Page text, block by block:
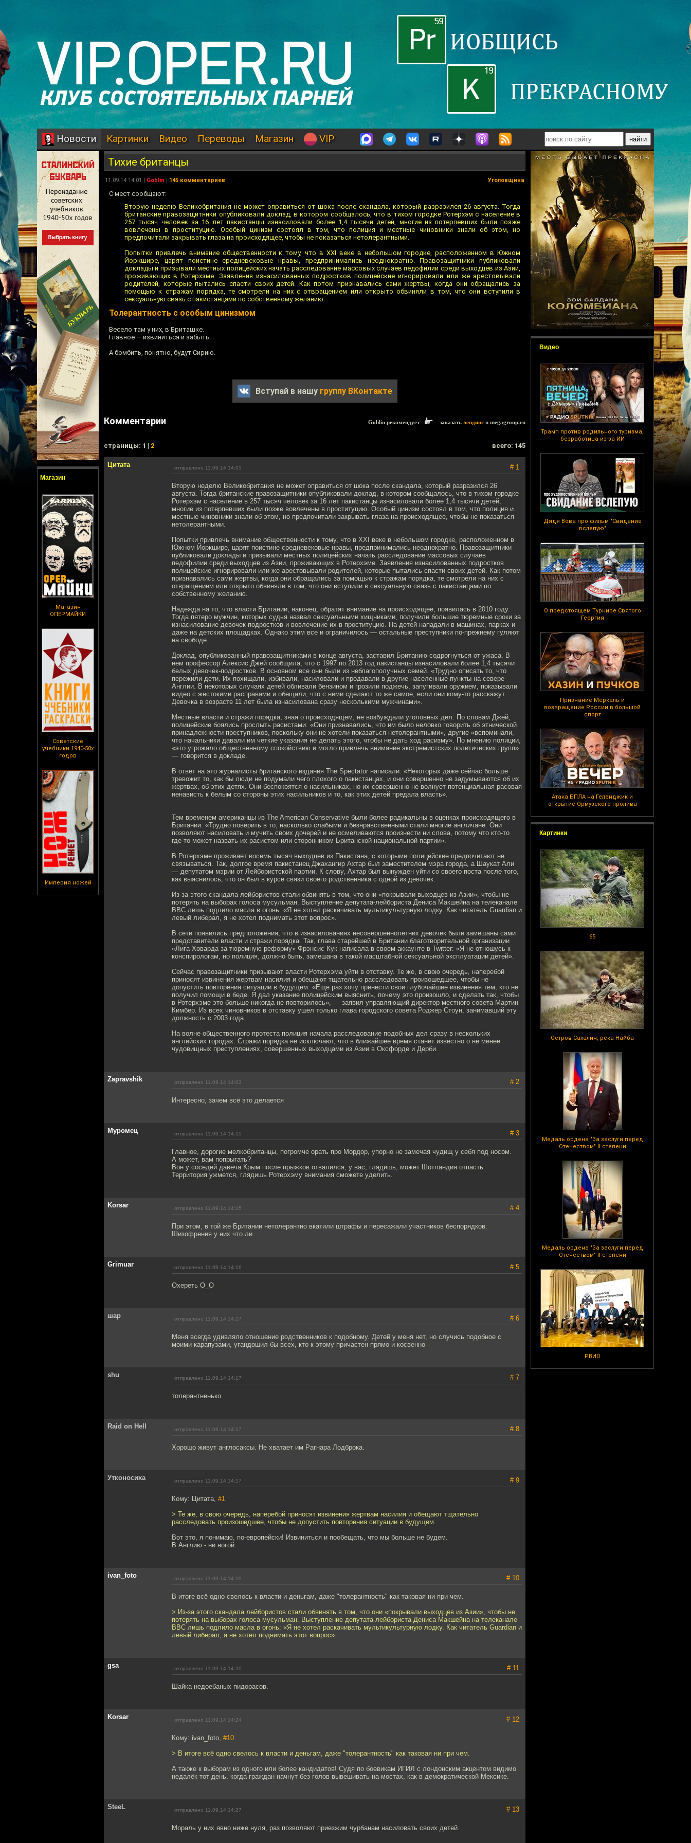
Новости Картинки Видео Переводы Магазин VIP
Магазин
Магазин
ОПЕРМАЙКИ
Советские
учебники 1940-50х
годов
Империя ножей
Видео
Трамп против родильного туризма,
безработица из-за ИИ
Дядя Вова про фильм "Свидание
вслепую"
О предстоящем Турнире Святого
Георгия
Признание Меркель и
возвращение России в большой
спорт
Атака БПЛА на Геленджик и
открытие Ормузского пролива
Картинки
65
Остров Сахалин, река Найба
Медаль ордена "За заслуги перед
Отечеством" II степени
Медаль ордена "За заслуги перед
Отечеством" II степени
РВИО
Тихие британцы
11.09.14 14:01 | Goblin | 145 комментариев Уголовщина
С мест сообщают:
Вторую неделю Великобритания не может оправиться от шока после скандала, который разразился 26 августа. Тогда
британские правозащитники опубликовали доклад, в котором сообщалось, что в тихом городке Ротерхэм с население в
257 тысяч человек за 16 лет пакистанцы изнасиловали более 1,4 тысячи детей, многие из потерпевших были позже
вовлечены в проституцию. Особый цинизм состоял в том, что полиция и местные чиновники знали об этом, но
предпочитали закрывать глаза на происходящее, чтобы не показаться нетолерантными.
Попытки привлечь внимание общественности к тому, что в XXI веке в небольшом городке, расположенном в Южном
Йоркшире, царят поистине средневековые нравы, предпринимались неоднократно. Правозащитники публиковали
доклады и призывали местных полицейских начать расследование массовых случаев педофилии среди выходцев из Азии,
проживающих в Ротерхэме. Заявления изнасилованных подростков полицейские игнорировали или же арестовывали
родителей, которые пытались спасти своих детей. Как потом признавались сами жертвы, когда они обращались за
помощью к стражам порядка, те смотрели на них с отвращением или открыто обвиняли в том, что они вступили в
сексуальную связь с пакистанцами по собственному желанию.
Толерантность с особым цинизмом
Весело там у них, в Бриташке.
Главное — извиниться и забыть.
А бомбить, понятно, будут Сирию.
Вступай в нашу группу ВКонтакте
Комментарии Goblin рекомендует заказать лендинг в megagroup.ru
cтраницы: 1 | 2 всего: 145
Цитата отправлено 11.09.14 14:01 # 1
Вторую неделю Великобритания не может оправиться от шока после скандала, который разразился 26
августа. Тогда британские правозащитники опубликовали доклад, в котором сообщалось, что в тихом городке
Ротерхэм с население в 257 тысяч человек за 16 лет пакистанцы изнасиловали более 1,4 тысячи детей,
многие из потерпевших были позже вовлечены в проституцию. Особый цинизм состоял в том, что полиция и
местные чиновники знали об этом, но предпочитали закрывать глаза на происходящее, чтобы не показаться
нетолерантными.
Попытки привлечь внимание общественности к тому, что в XXI веке в небольшом городке, расположенном в
Южном Йоркшире, царят поистине средневековые нравы, предпринимались неоднократно. Правозащитники
публиковали доклады и призывали местных полицейских начать расследование массовых случаев
педофилии среди выходцев из Азии, проживающих в Ротерхэме. Заявления изнасилованных подростков
полицейские игнорировали или же арестовывали родителей, которые пытались спасти своих детей. Как потом
признавались сами жертвы, когда они обращались за помощью к стражам порядка, те смотрели на них с
отвращением или открыто обвиняли в том, что они вступили в сексуальную связь с пакистанцами по
собственному желанию.
Надежда на то, что власти Британии, наконец, обратят внимание на происходящее, появилась в 2010 году.
Тогда пятеро мужчин, которых судья назвал сексуальными хищниками, получили большие тюремные сроки за
изнасилование девочек-подростков и вовлечение их в проституцию. На детей нападали в машинах, парках и
даже на детских площадках. Однако этим все и ограничилось — остальные преступники по-прежнему гуляют
на свободе.
Доклад, опубликованный правозащитниками в конце августа, заставил Британию содрогнуться от ужаса. В
нем профессор Алексис Джей сообщила, что с 1997 по 2013 год пакистанцы изнасиловали более 1,4 тысячи
белых девочек-подростков. В основном все они были из неблагополучных семей. «Трудно описать то, что
пережили дети. Их похищали, избивали, насиловали и продавали в другие населенные пункты на севере
Англии. В некоторых случаях детей обливали бензином и грозили поджечь, запугивали оружием, показывали
видео с жестокими расправами и обещали, что с ними сделают то же самое, если они кому-то расскажут.
Девочка в возрасте 11 лет была изнасилована сразу несколькими мужчинами».
Местные власти и стражи порядка, зная о происходящем, не возбуждали уголовных дел. По словам Джей,
полицейские боялись прослыть расистами. «Они признавались, что им было неловко говорить об этнической
принадлежности преступников, поскольку они не хотели показаться нетолерантными», другие «вспоминали,
что начальники давали им четкие указания не делать этого, чтобы не дать ход расизму». По мнению полиции,
«это угрожало общественному спокойствию и могло привлечь внимание экстремистских политических групп»
— говорится в докладе.
В ответ на это журналисты британского издания The Spectator написали: «Некоторых даже сейчас больше
тревожит то, как бы люди не подумали чего плохого о пакистанцах, и они совершенно не задумываются об их
жертвах, об этих детях. Они беспокоятся о насильниках, но их совершенно не волнует потенциальная расовая
ненависть к белым со стороны этих насильников и то, как этих детей предала власть».
Тем временем американцы из The American Conservative были более радикальны в оценках происходящего в
Британии: «Трудно поверить в то, насколько слабыми и безнравственными стали многие англичане. Они
позволяют насиловать и мучить своих дочерей и не осмеливаются произнести ни слова, потому что кто-то
где-то может назвать их расистом или сторонником Британской национальной партии».
В Ротерхэме проживает восемь тысяч выходцев из Пакистана, с которыми полицейские предпочитают не
связываться. Так, долгое время пакистанец Джахангир Ахтар был заместителем мэра города, а Шаукат Али
— депутатом мэрии от Лейбористской партии. К слову, Ахтар был вынужден уйти со своего поста после того,
как выяснилось, что он был в курсе связи своего родственника с одной из девочек.
Из-за этого скандала лейбористов стали обвинять в том, что они «покрывали выходцев из Азии», чтобы не
потерять на выборах голоса мусульман. Выступление депутата-лейбориста Дениса Макшейна на телеканале
ВВС лишь подлило масла в огонь: «Я не хотел раскачивать мультикультурную лодку. Как читатель Guardian и
левый либерал, я не хотел поднимать этот вопрос».
В сети появились предположения, что в изнасилованиях несовершеннолетних девочек были замешаны сами
представители власти и стражи порядка. Так, глава старейшей в Британии благотворительной организации
«Лига Ховарда за тюремную реформу» Фрэнсис Кук написала в своем аккаунте в Twitter: «Я не отношусь к
конспирологам, но полиция, должно быть, замешана в такой масштабной сексуальной эксплуатации детей».
Сейчас правозащитники призывают власти Ротерхэма уйти в отставку. Те же, в свою очередь, наперебой
приносят извинения жертвам насилия и обещают тщательно расследовать произошедшее, чтобы не
допустить повторения ситуации в будущем. «Еще раз хочу принести свои глубочайшие извинения тем, кто не
получил помощи в беде. Я дал указание полицейским выяснить, почему это произошло, и сделать так, чтобы
в Ротерхэме это больше никогда не повторилось», — заявил управляющий директор местного совета Мартин
Кимбер. Из всех чиновников в отставку ушел только глава городского совета Роджер Стоун, занимавший эту
должность с 2003 года.
На волне общественного протеста полиция начала расследование подобных дел сразу в нескольких
английских городах. Стражи порядка не исключают, что в ближайшее время станет известно о не менее
чудовищных преступлениях, совершенных выходцами из Азии в Оксфорде и Дерби.
Zapravshik отправлено 11.09.14 14:03 # 2
Интересно, зачем всё это делается
Муромец отправлено 11.09.14 14:15 # 3
Главное, дорогие мелкобританцы, погромче орать про Мордор, упорно не замечая чудищ у себя под носом.
А может, вам попрыгать?
Вон у соседей давеча Крым после прыжков отвалился, у вас, глядишь, может Шотландия отпасть.
Территория ужмется, глядишь Ротерхэму внимания сможете уделить.
Korsar отправлено 11.09.14 14:15 # 4
При этом, в той же Британии нетолерантно вкатили штрафы и пересажали участников беспорядков.
Шизофрения у них что ли.
Grimuar отправлено 11.09.14 14:16 # 5
Охереть O_O
шар отправлено 11.09.14 14:17 # 6
Меня всегда удивляло отношение родственников к подобному. Детей у меня нет, но случись подобное с
моими карапузами, угандошил бы всех, кто к этому причастен прямо и косвенно
shu отправлено 11.09.14 14:17 # 7
толерантненько
Raid on Hell отправлено 11.09.14 14:17 # 8
Хорошо живут англосаксы. Не хватает им Рагнара Лодброка.
Утконосиха отправлено 11.09.14 14:17 # 9
Кому: Цитата, #1
> Те же, в свою очередь, наперебой приносят извинения жертвам насилия и обещают тщательно
расследовать произошедшее, чтобы не допустить повторения ситуации в будущем.
Вот это, я понимаю, по-европейски! Извиниться и пообещать, что мы больше не будем.
В Англию - ни ногой.
ivan_foto отправлено 11.09.14 14:19 # 10
В итоге всё одно свелось к власти и деньгам, даже "толерантность" как таковая ни при чем.
> Из-за этого скандала лейбористов стали обвинять в том, что они «покрывали выходцев из Азии», чтобы не
потерять на выборах голоса мусульман. Выступление депутата-лейбориста Дениса Макшейна на телеканале
ВВС лишь подлило масла в огонь: «Я не хотел раскачивать мультикультурную лодку. Как читатель Guardian и
левый либерал, я не хотел поднимать этот вопрос».
gsa отправлено 11.09.14 14:20 # 11
Шайка недоебаных пидорасов.
Korsar отправлено 11.09.14 14:24 # 12
Кому: ivan_foto, #10
> В итоге всё одно свелось к власти и деньгам, даже "толерантность" как таковая ни при чем.
А также к выборам из одного или более кандидатов! Судя по боевикам ИГИЛ с лондонским акцентом видимо
недалёк тот день, когда граждан начнут без голов вывешивать на мостах, как в демократической Мексике.
SteeL отправлено 11.09.14 14:27 # 13
Мораль у них явно ниже нуля, раз позволяют приезжим чурбанам насиловать своих детей.